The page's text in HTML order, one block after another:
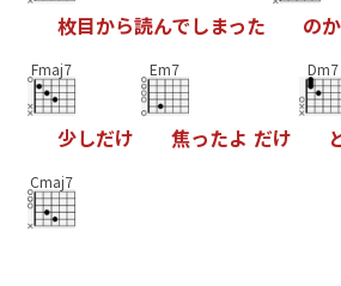
枚目から読んでしまった のか
Fmaj7
少しだけ
Em7
焦ったよ だけ
Dm7
Cmaj7